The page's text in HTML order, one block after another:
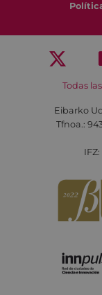
Todas
Eibarko
Tfnoa.: